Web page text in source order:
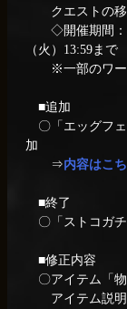
クエストの移
◇開催期間：4
（火）13:59まで
※一部のワープ
■追加
〇「エッグフェ
加
⇒内容はこ
■終了
〇「ストコガチ
■修正内容
〇アイテム「
アイテム説明